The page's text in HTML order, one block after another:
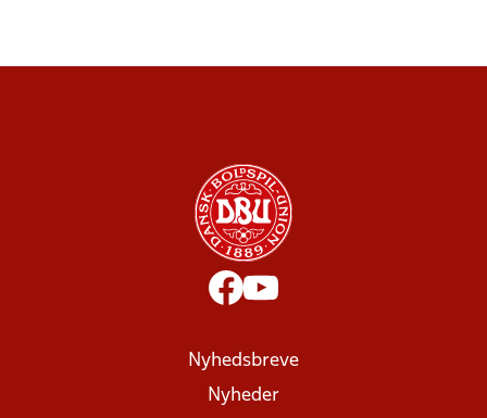
Nyhedsbreve
Nyheder